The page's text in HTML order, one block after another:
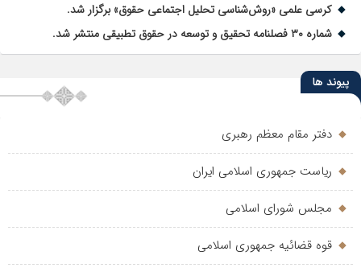
کرسی علمی «روش‌شناسی تحلیل اجتماعی حقوق» برگزار شد.
شماره ۳۰ فصلنامه تحقیق و توسعه در حقوق تطبیقی منتشر شد.
پیوند ها
دفتر مقام معظم رهبری
ریاست جمهوری اسلامی ایران
مجلس شورای اسلامی
قوه قضائیه جمهوری اسلامی